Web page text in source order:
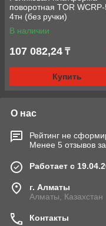
поворотная TOR WCRP-
4тн (без ручки)
В наличии
107 082,24 ₸
Купить
О нас
Рейтинг не
Менее 5 отзывов
Работает с
г. Алматы
Алматы, Казахстан
Контакты